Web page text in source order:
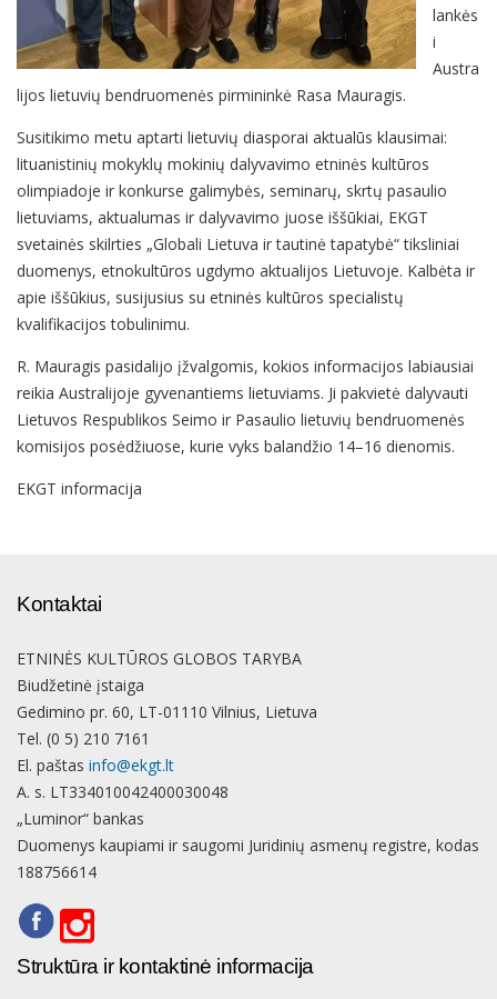
lankės
i
Austra
lijos lietuvių bendruomenės pirmininkė Rasa Mauragis.
Susitikimo metu aptarti lietuvių diasporai aktualūs klausimai:
lituanistinių mokyklų mokinių dalyvavimo etninės kultūros
olimpiadoje ir konkurse galimybės, seminarų, skrtų pasaulio
lietuviams, aktualumas ir dalyvavimo juose iššūkiai, EKGT
svetainės skilrties „Globali Lietuva ir tautinė tapatybė“ tiksliniai
duomenys, etnokultūros ugdymo aktualijos Lietuvoje. Kalbėta ir
apie iššūkius, susijusius su etninės kultūros specialistų
kvalifikacijos tobulinimu.
R. Mauragis pasidalijo įžvalgomis, kokios informacijos labiausiai
reikia Australijoje gyvenantiems lietuviams. Ji pakvietė dalyvauti
Lietuvos Respublikos Seimo ir Pasaulio lietuvių bendruomenės
komisijos posėdžiuose, kurie vyks balandžio 14–16 dienomis.
EKGT informacija
Kontaktai
ETNINĖS KULTŪROS GLOBOS TARYBA
Biudžetinė įstaiga
Gedimino pr. 60, LT-01110 Vilnius, Lietuva
Tel. (0 5) 210 7161
El. paštas info@ekgt.lt
A. s. LT334010042400030048
„Luminor“ bankas
Duomenys kaupiami ir saugomi Juridinių asmenų registre, kodas
188756614
Struktūra ir kontaktinė informacija